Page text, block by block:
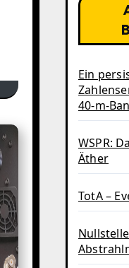
Ein
WSPR:
Äther
TotA –